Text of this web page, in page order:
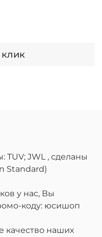
клик
JWL , сделаны
Standard)
у нас, Вы
коду: юсишоп
качество наших